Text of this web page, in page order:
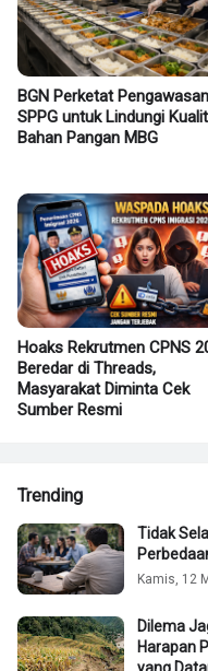
BGN Perketat Pengawasan
SPPG untuk Lindungi
Bahan Pangan MBG
Hoaks Rekrutmen CPNS
Beredar di Threads,
Masyarakat Diminta Cek
Sumber Resmi
Trending
Tidak
Kamis, 12
Dilema
Harapan